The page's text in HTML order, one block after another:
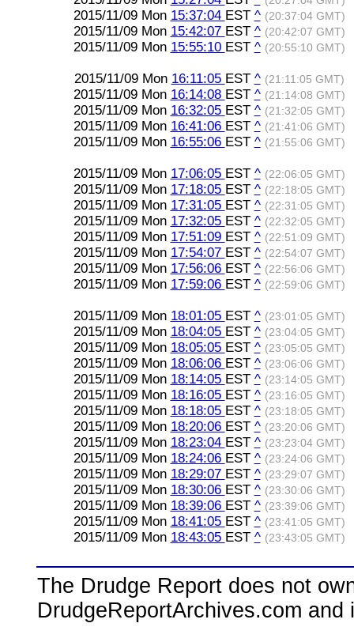
2015/11/09 Mon 15:37:04 EST ^ (20:37:04 GMT)
2015/11/09 Mon 15:42:07 EST ^ (20:42:07 GMT)
2015/11/09 Mon 15:55:10 EST ^ (20:55:10 GMT)
2015/11/09 Mon 16:11:05 EST ^ (21:11:05 GMT)
2015/11/09 Mon 16:14:08 EST ^ (21:14:08 GMT)
2015/11/09 Mon 16:32:05 EST ^ (21:32:05 GMT)
2015/11/09 Mon 16:41:06 EST ^ (21:41:06 GMT)
2015/11/09 Mon 16:55:06 EST ^ (21:55:06 GMT)
2015/11/09 Mon 17:06:05 EST ^ (22:06:05 GMT)
2015/11/09 Mon 17:18:05 EST ^ (22:18:05 GMT)
2015/11/09 Mon 17:31:05 EST ^ (22:31:05 GMT)
2015/11/09 Mon 17:32:05 EST ^ (22:32:05 GMT)
2015/11/09 Mon 17:51:09 EST ^ (22:51:09 GMT)
2015/11/09 Mon 17:54:07 EST ^ (22:54:07 GMT)
2015/11/09 Mon 17:56:06 EST ^ (22:56:06 GMT)
2015/11/09 Mon 17:59:06 EST ^ (22:59:06 GMT)
2015/11/09 Mon 18:01:05 EST ^ (23:01:05 GMT)
2015/11/09 Mon 18:04:05 EST ^ (23:04:05 GMT)
2015/11/09 Mon 18:05:05 EST ^ (23:05:05 GMT)
2015/11/09 Mon 18:06:06 EST ^ (23:06:06 GMT)
2015/11/09 Mon 18:14:05 EST ^ (23:14:05 GMT)
2015/11/09 Mon 18:16:05 EST ^ (23:16:05 GMT)
2015/11/09 Mon 18:18:05 EST ^ (23:18:05 GMT)
2015/11/09 Mon 18:20:06 EST ^ (23:20:06 GMT)
2015/11/09 Mon 18:23:04 EST ^ (23:23:04 GMT)
2015/11/09 Mon 18:24:06 EST ^ (23:24:06 GMT)
2015/11/09 Mon 18:29:07 EST ^ (23:29:07 GMT)
2015/11/09 Mon 18:30:06 EST ^ (23:30:06 GMT)
2015/11/09 Mon 18:39:06 EST ^ (23:39:06 GMT)
2015/11/09 Mon 18:41:05 EST ^ (23:41:05 GMT)
2015/11/09 Mon 18:43:05 EST ^ (23:43:05 GMT)
The Drudge Report does not
DrudgeReportArchives.com